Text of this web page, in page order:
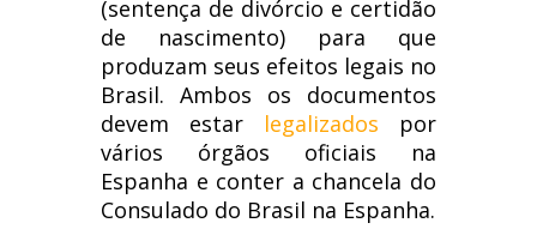
(sentença de divórcio e certidão
de nascimento) para que
produzam seus efeitos legais no
Brasil. Ambos os documentos
devem estar legalizados por
vários órgãos oficiais na
Espanha e conter a chancela do
Consulado do Brasil na Espanha.